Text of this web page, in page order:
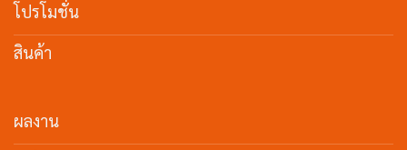
โปรโมชั่น
สินค้า
ผลงาน